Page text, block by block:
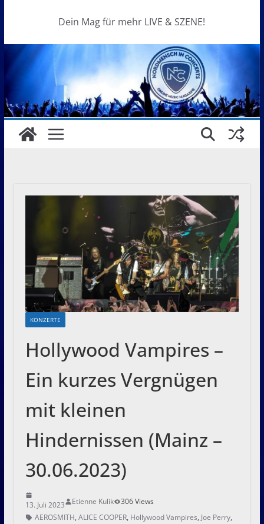
Dein Mag für mehr LIVE & SZENE!
KONZERTE
Hollywood Vampires –
Ein kurzes Vergnügen
mit kleinen
Hindernissen (Mainz –
30.06.2023)
13. Juli 2023 Etienne Kulik
306 Views
AEROSMITH, ALICE COOPER, Hollywood Vampires, Joe Perry,